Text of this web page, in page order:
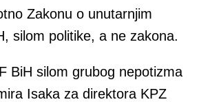
Zakonu o unutarnjim
silom politike, a ne zakona.
BiH silom grubog nepotizma
Isaka za direktora KPZ